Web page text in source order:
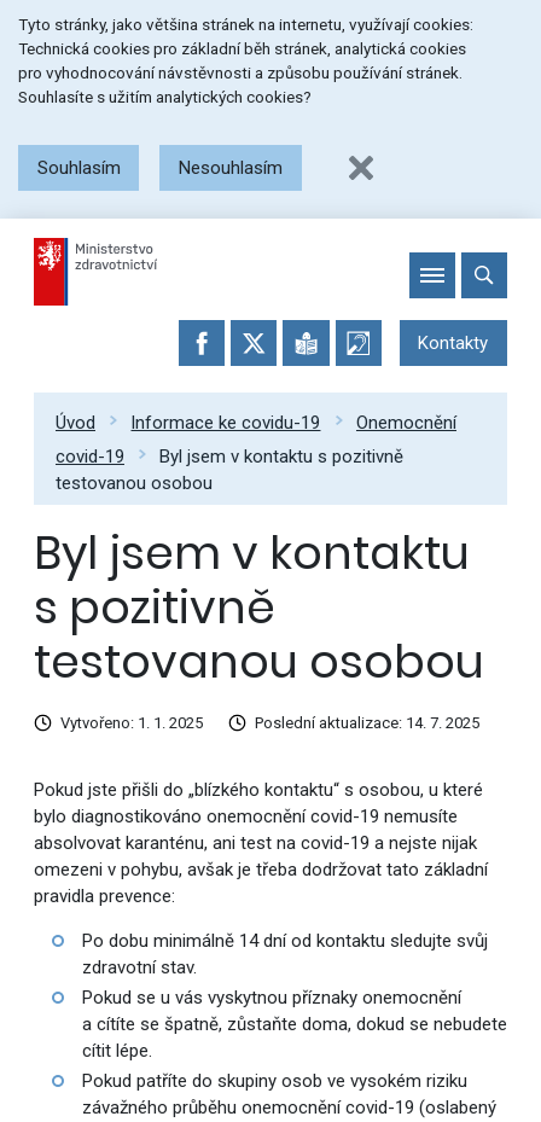
na
menu
na
obsah
na
patičku
stránky
Tyto stránky, jako většina stránek na internetu, využívají cookies:
Technická cookies pro základní běh stránek, analytická cookies
pro vyhodnocování návstěvnosti a způsobu používání stránek.
Souhlasíte s užitím analytických cookies?
Souhlasím Nesouhlasím
Kontakty
Úvod Informace ke covidu-19
Onemocnění
covid-19
Byl jsem v kontaktu s pozitivně
testovanou osobou
Byl jsem v kontaktu
s pozitivně
testovanou osobou
Vytvořeno: 1. 1. 2025 Poslední aktualizace: 14. 7. 2025
Pokud jste přišli do „blízkého kontaktu“ s osobou, u které
bylo diagnostikováno onemocnění covid-19 nemusíte
absolvovat karanténu, ani test na covid-19 a nejste nijak
omezeni v pohybu, avšak je třeba dodržovat tato základní
pravidla prevence:
Po dobu minimálně 14 dní od kontaktu sledujte svůj
zdravotní stav.
Pokud se u vás vyskytnou příznaky onemocnění
a cítíte se špatně, zůstaňte doma, dokud se nebudete
cítit lépe.
Pokud patříte do skupiny osob ve vysokém riziku
závažného průběhu onemocnění covid-19 (oslabený